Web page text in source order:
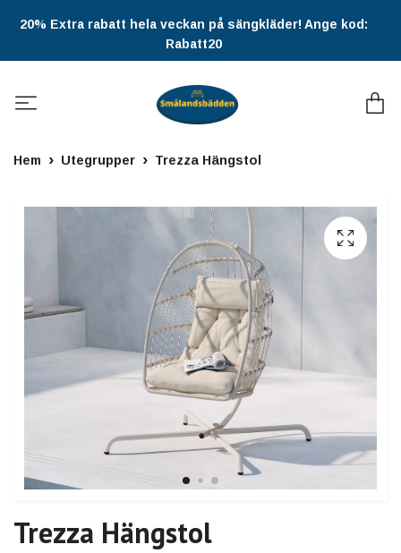
20% Extra rabatt hela veckan på sängkläder! Ange kod:
Rabatt20
Hem Utegrupper Trezza Hängstol
Trezza Hängstol